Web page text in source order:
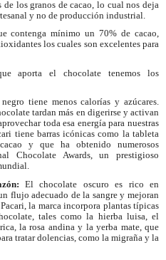
los granos de cacao, lo cual nos deja
y no de producción industrial.
contenga mínimo un 70% de cacao,
los cuales son excelentes para
aporta el chocolate tenemos los
tiene menos calorías y azúcares.
tardan más en digerirse y activan
toda esa energía para nuestras
tiene barras icónicas como la tableta
y que ha obtenido numerosos
Chocolate Awards, un prestigioso
El chocolate oscuro es rico en
flujo adecuado de la sangre y mejoran
la marca incorpora plantas típicas
tales como la hierba luisa, el
la rosa andina y la yerba mate, que
tratar dolencias, como la migraña y la